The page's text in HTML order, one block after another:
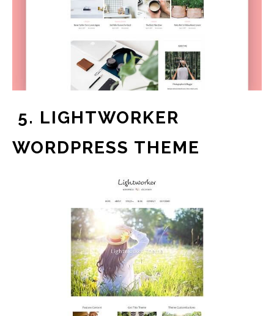
5. LIGHTWORKER
WORDPRESS THEME